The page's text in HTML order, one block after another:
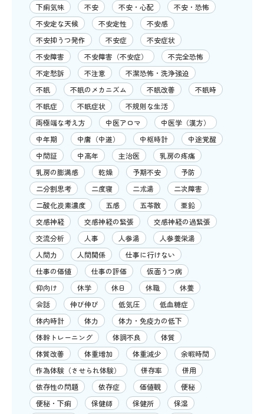
下痢気味
不安 不安・心配
不安・恐怖
不安定な天候
不安定性
不安感
不安抑うつ発作
不安症
不安症状
不安障害
不安障害（不安症）
不完全恐怖
不定愁訴
不注意
不潔恐怖・洗浄強迫
不眠
不眠のメカニズム 不眠改善
不眠時
不眠症
不眠症状
不規則な生活
両極端な考え方
中医アロマ
中医学（漢方）
中年期
中庸（中道） 中枢時計
中途覚醒
中間証
中高年 主治医
乳房の疼痛
乳房の膨満感
乾燥 予期不安
予防
二分割思考
二度寝 二朮湯
二次障害
二酸化炭素濃度
五感 五苓散
亜鉛
交感神経
交感神経の緊張
交感神経の過緊張
交流分析
人事 人参湯
人参養栄湯
人間力
人間関係
仕事に行けない
仕事の価値
仕事の評価
仮面うつ病
仰向け
休学 休日 休職
休養
会話
伸び伸び 低気圧
低血糖症
体内時計
体力
体力・免疫力の低下
体幹トレーニング
体調不良
体質
体質改善
体重増加 体重減少
余暇時間
作為体験（させられ体験）
併存率
併用
依存性の問題
依存症 価値観
便秘
便秘・下痢
保健師 保健所
保湿